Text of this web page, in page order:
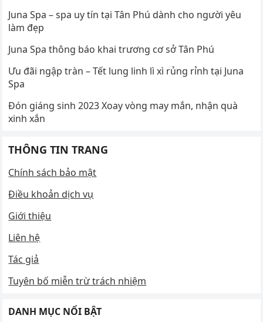
Juna Spa – spa uy tín tại Tân Phú dành cho người yêu
làm đẹp
Juna Spa thông báo khai trương cơ sở Tân Phú
Ưu đãi ngập tràn – Tết lung linh lì xì rủng rỉnh tại Juna
Spa
Đón giáng sinh 2023 Xoay vòng may mắn, nhận quà
xinh xắn
THÔNG TIN TRANG
Chính sách bảo mật
Điều khoản dịch vụ
Giới thiệu
Liên hệ
Tác giả
Tuyên bố miễn trừ trách nhiệm
DANH MỤC NỔI BẬT